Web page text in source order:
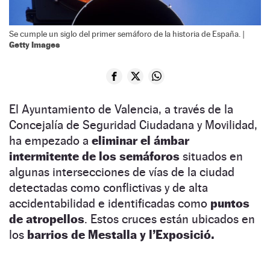
Se cumple un siglo del primer semáforo de la historia de España. |
Getty Images
El Ayuntamiento de Valencia, a través de la
Concejalía de Seguridad Ciudadana y Movilidad,
ha empezado a eliminar el ámbar
intermitente de los semáforos situados en
algunas intersecciones de vías de la ciudad
detectadas como conflictivas y de alta
accidentabilidad e identificadas como puntos
de atropellos. Estos cruces están ubicados en
los barrios de Mestalla y l’Exposició.